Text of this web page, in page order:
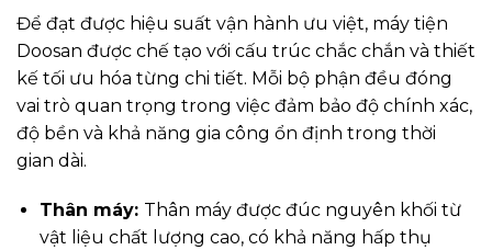
Để đạt được hiệu suất vận hành ưu việt, máy tiện
Doosan được chế tạo với cấu trúc chắc chắn và thiết
kế tối ưu hóa từng chi tiết. Mỗi bộ phận đều đóng
vai trò quan trọng trong việc đảm bảo độ chính xác,
độ bền và khả năng gia công ổn định trong thời
gian dài.
Thân máy: Thân máy được đúc nguyên khối từ
vật liệu chất lượng cao, có khả năng hấp thụ